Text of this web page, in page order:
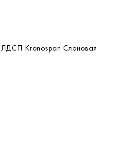
Kronospan Слоновая